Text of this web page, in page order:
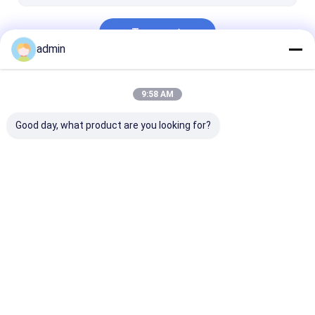
Shaker Screen Mesh
Terus
admin
9:58 AM
Good day, what product are you looking for?